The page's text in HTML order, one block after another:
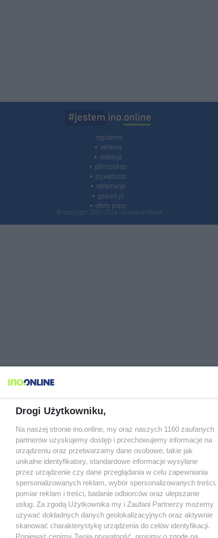
regulamin
reklama
redakcja
pliki cookies
prywatność
reklamacje
gowork.pl
oferty pracy
© copyright 2000-2026 Ino-online Media
Drogi Użytkowniku,
Na naszej stronie ino.online, my oraz naszych 1160 zaufanych
partnerów uzyskujemy dostęp i przechowujemy informacje na
urządzeniu oraz przetwarzamy dane osobowe, takie jak
unikalne identyfikatory, standardowe informacje wysyłane
przez urządzenie czy dane przeglądania w celu zapewniania
spersonalizowanych reklam, wybór spersonalizowanych treści,
pomiar reklam i treści, badanie odbiorców oraz ulepszanie
usług. Za zgodą Użytkownika my i Zaufani Partnerzy możemy
używać dokładnych danych geolokalizacyjnych oraz aktywnie
skanować charakterystykę urządzenia do celów identyfikacji.
Ponieważ cenimy Twoją prywatność, prosimy o zgodę na